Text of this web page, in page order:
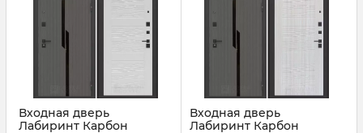
Входная дверь
Лабиринт Карбон
Входная дверь
Лабиринт Карбон